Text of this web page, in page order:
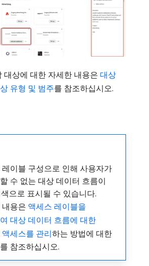
대상에 대한 자세한 내용은 대상
유형 및 범주를 참조하십시오.
레이블 구성으로 인해 사용자가
수 없는 대상 데이터 흐름이
으로 표시될 수 있습니다.
용은 액세스 레이블을
대상 데이터 흐름에 대한
세스를 관리하는 방법에 대한
참조하십시오.